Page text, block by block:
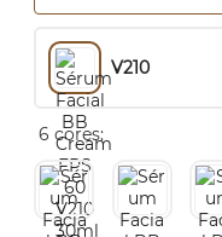
V210
6 cores: